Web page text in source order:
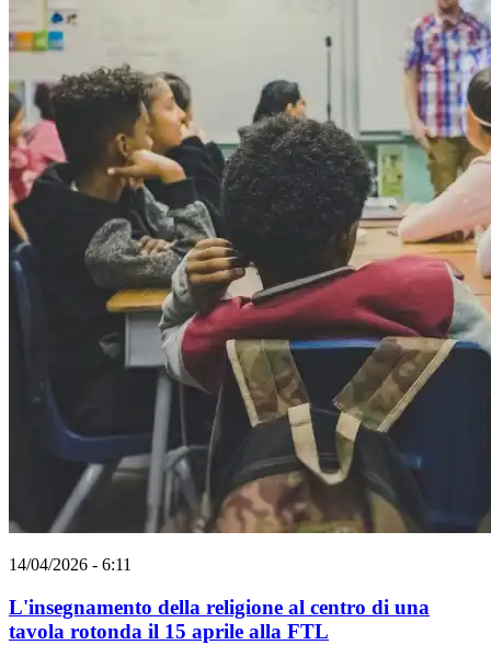
14/04/2026 - 6:11
L'insegnamento della religione al centro di una
tavola rotonda il 15 aprile alla FTL